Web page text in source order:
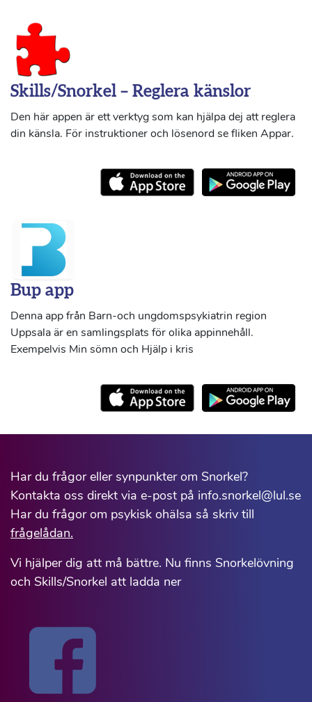
Skills/Snorkel – Reglera känslor
Den här appen är ett verktyg som kan hjälpa dej att reglera
din känsla. För instruktioner och lösenord se fliken Appar.
Bup app
Denna app från Barn-och ungdomspsykiatrin region
Uppsala är en samlingsplats för olika appinnehåll.
Exempelvis Min sömn och Hjälp i kris
Har du frågor eller synpunkter om Snorkel?
Kontakta oss direkt via e-post på info.snorkel@lul.se
Har du frågor om psykisk ohälsa så skriv till
frågelådan.
Vi hjälper dig att må bättre. Nu finns Snorkelövning
och Skills/Snorkel att ladda ner